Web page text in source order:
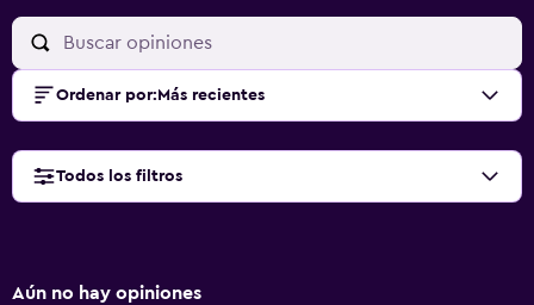
Ordenar por: Más recientes
Todos los filtros
Aún no hay opiniones